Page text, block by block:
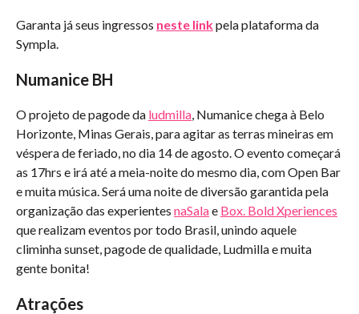
Garanta já seus ingressos neste linkpela plataforma da
Sympla.
Numanice BH
O projeto de pagode da ludmilla, Numanice chega à Belo
Horizonte, Minas Gerais, para agitar as terras mineiras em
véspera de feriado, no dia 14 de agosto. O evento começará
as 17hrs e irá até a meia-noite do mesmo dia, com Open Bar
e muita música. Será uma noite de diversão garantida pela
organização das experientes naSalae Box. Bold Xperiences
que realizam eventos por todo Brasil, unindo aquele
climinha sunset, pagode de qualidade, Ludmilla e muita
gente bonita!
Atrações